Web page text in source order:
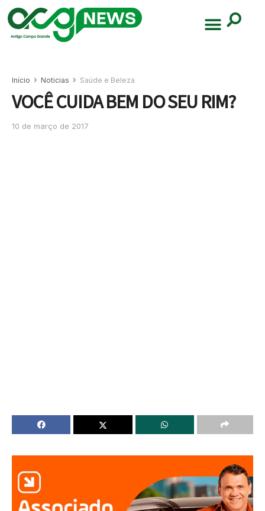
Início Noticias Saúde e Beleza
VOCÊ CUIDA BEM DO SEU RIM?
10 de março de 2017